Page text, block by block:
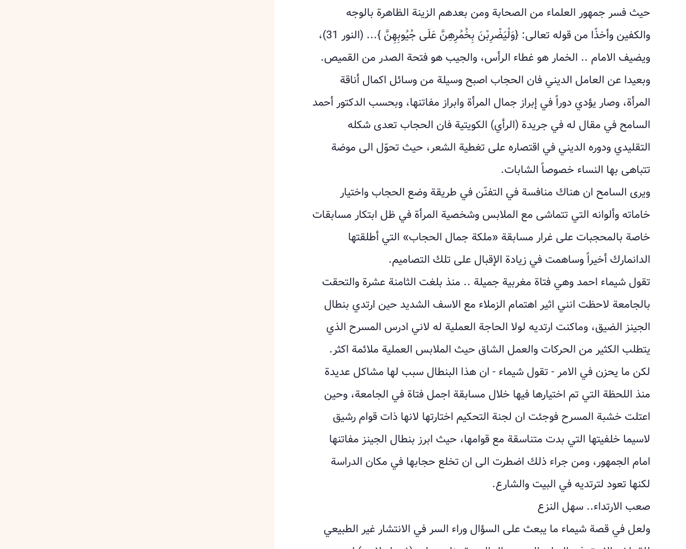
حيث فسر جمهور العلماء من الصحابة ومن بعدهم الزينة الظاهرة بالوجه
والكفين وأخذًا من قوله تعالى: {وَلْيَضْرِبْنَ بِخُمُرِهِنَّ عَلَى جُيُوبِهِنَّ }... (النور 31)،
ويضيف الامام .. الخمار هو غطاء الرأس، والجيب هو فتحة الصدر من القميص.
وبعيدا عن العامل الديني فان الحجاب اصبح وسيلة من وسائل اكمال أناقة
المرأة، وصار يؤدي دوراً في إبراز جمال المرأة وابراز مفاتنها، وبحسب الدكتور أحمد
السامح في مقال له في جريدة (الرأي) الكويتية فان الحجاب تعدى شكله
التقليدي ودوره الديني في اقتصاره على تغطية الشعر، حيث تحوّل الى موضة
تتباهى بها النساء خصوصاً الشابات.
ويرى السامح ان هناك منافسة في التفنّن في طريقة وضع الحجاب واختيار
خاماته وألوانه التي تتماشى مع الملابس وشخصية المرأة في ظل ابتكار مسابقات
خاصة بالمحجبات على غرار مسابقة «ملكة جمال الحجاب» التي أطلقتها
الدانمارك أخيراً وساهمت في زيادة الإقبال على تلك التصاميم.
تقول شيماء احمد وهي فتاة مغربية جميلة .. منذ بلغت الثامنة ‏عشرة والتحقت
بالجامعة لاحظت انني اثير اهتمام الزملاء ‏مع الاسف الشديد حين ارتدي بنطال
الجينز الضيق، وماكنت ارتديه لولا ‏الحاجة العملية له لاني ادرس المسرح الذي
يتطلب الكثير من الحركات ‏والعمل الشاق حيث الملابس العملية ملائمة اكثر.
لكن ما يحزن في الامر - ‏تقول شيماء - ان هذا البنطال سبب لها مشاكل عديدة
منذ اللحظة التي تم ‏اختيارها فيها خلال مسابقة اجمل فتاة في الجامعة، وحين
اعتلت خشبة ‏المسرح فوجئت ان لجنة التحكيم اختارتها لانها ذات قوام رشيق
لاسيما خلفيتها ‏التي بدت متناسقة مع قوامها، حيث ابرز بنطال الجينز مفاتنها
امام الجمهور، ومن جراء ذلك اضطرت الى ان تخلع حجابها في مكان الدراسة
لكنها تعود لترتديه في البيت والشارع.
صعب الارتداء.. سهل النزع
ولعل في قصة شيماء ما يبعث على السؤال وراء السر في الانتشار غير ‏الطبيعي